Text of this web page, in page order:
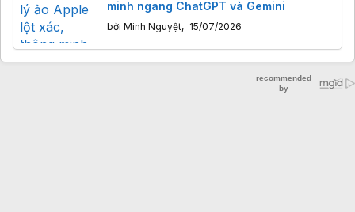
minh ngang ChatGPT và Gemini
bởi Minh Nguyệt, 15/07/2026